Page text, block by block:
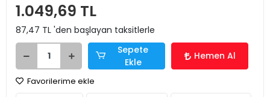
1.049,69 TL
87,47 TL 'den başlayan taksitlerle
Sepete
Ekle
Hemen Al
Favorilerime ekle